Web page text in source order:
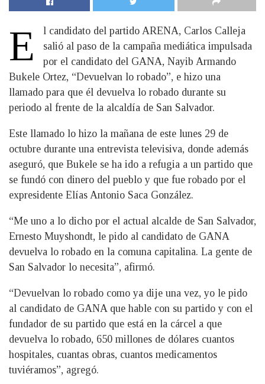
E
l candidato del partido ARENA, Carlos Calleja
salió al paso de la campaña mediática impulsada
por el candidato del GANA, Nayib Armando
Bukele Ortez, “Devuelvan lo robado”, e hizo una
llamado para que él devuelva lo robado durante su
periodo al frente de la alcaldía de San Salvador.
Este llamado lo hizo la mañana de este lunes 29 de
octubre durante una entrevista televisiva, donde además
aseguró, que Bukele se ha ido a refugia a un partido que
se fundó con dinero del pueblo y que fue robado por el
expresidente Elías Antonio Saca González.
“Me uno a lo dicho por el actual alcalde de San Salvador,
Ernesto Muyshondt, le pido al candidato de GANA
devuelva lo robado en la comuna capitalina. La gente de
San Salvador lo necesita”, afirmó.
“Devuelvan lo robado como ya dije una vez, yo le pido
al candidato de GANA que hable con su partido y con el
fundador de su partido que está en la cárcel a que
devuelva lo robado, 650 millones de dólares cuantos
hospitales, cuantas obras, cuantos medicamentos
tuviéramos”, agregó.